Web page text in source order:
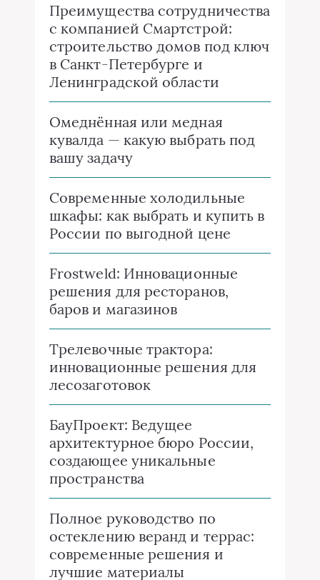
Преимущества сотрудничества
с компанией Смартстрой:
строительство домов под ключ
в Санкт-Петербурге и
Ленинградской области
Омеднённая или медная
кувалда — какую выбрать под
вашу задачу
Современные холодильные
шкафы: как выбрать и купить в
России по выгодной цене
Frostweld: Инновационные
решения для ресторанов,
баров и магазинов
Трелевочные трактора:
инновационные решения для
лесозаготовок
БауПроект: Ведущее
архитектурное бюро России,
создающее уникальные
пространства
Полное руководство по
остеклению веранд и террас:
современные решения и
лучшие материалы